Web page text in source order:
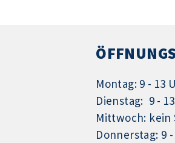
Montag: 9 - 13
Dienstag: 9 -
Mittwoch: kein
Donnerstag: 9